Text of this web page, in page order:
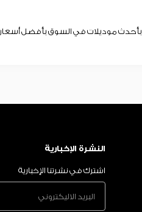
بأحدث موديلات في السوق بأفضل
النشرة الإخبارية
اشترك في نشرتنا الإخبارية